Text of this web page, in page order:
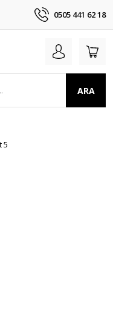
0505 441 62 18
ARA